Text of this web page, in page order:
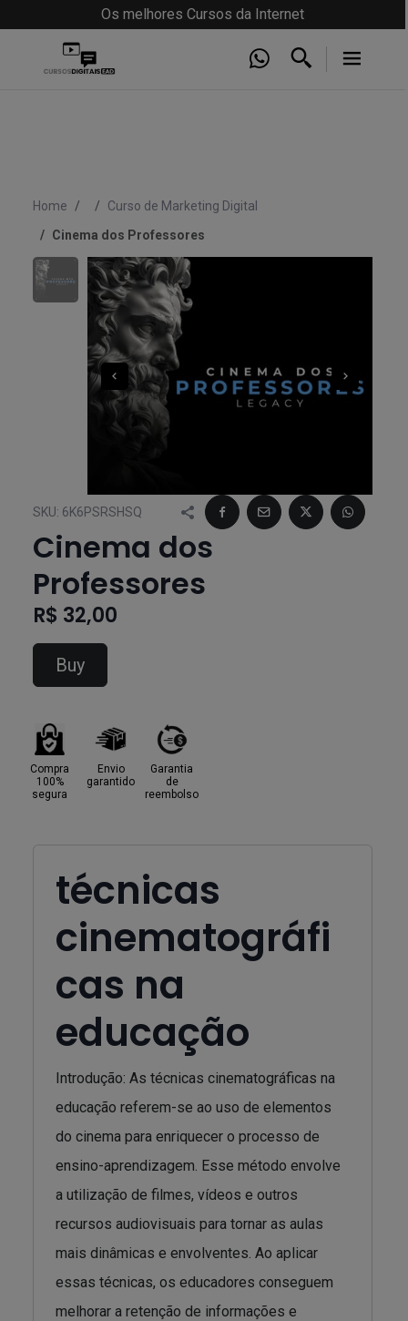
Os melhores Cursos da Internet
Home
Curso de Marketing Digital
Cinema dos Professores
SKU: 6K6PSRSHSQ
Cinema dos
Professores
R$ 32,00
Buy
Compra
100%
segura
Envio
garantido
Garantia
de
reembolso
técnicas
cinematográfi
cas na
educação
Introdução: As técnicas cinematográficas na
educação referem-se ao uso de elementos
do cinema para enriquecer o processo de
ensino-aprendizagem. Esse método envolve
a utilização de filmes, vídeos e outros
recursos audiovisuais para tornar as aulas
mais dinâmicas e envolventes. Ao aplicar
essas técnicas, os educadores conseguem
melhorar a retenção de informações e